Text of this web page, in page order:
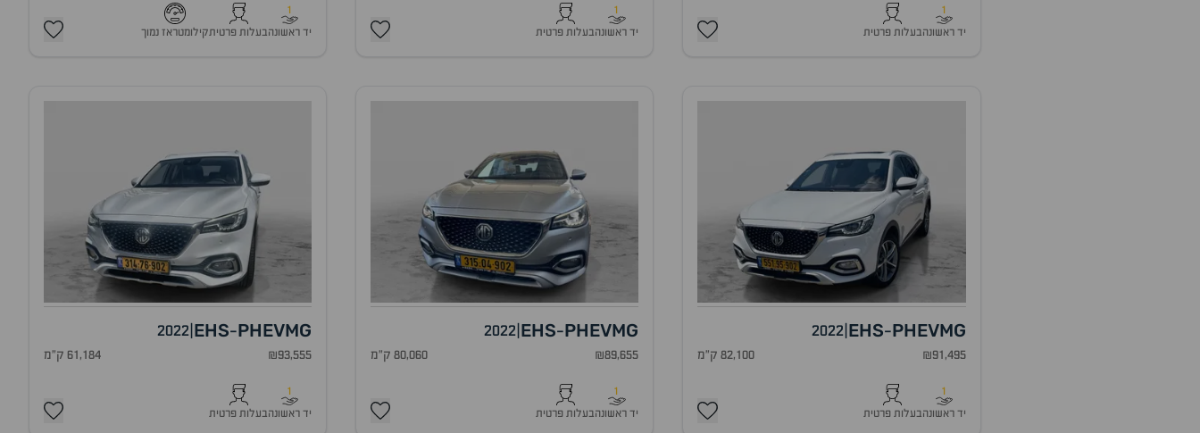
1
יד ראשונהבעלות פרטית
1
יד ראשונהבעלות פרטית
1
יד ראשונהבעלות פרטיתקילומטראז נמוך
MG
EHS-PHEV
|
2022
₪91,495 82,100 ק"מ
1
יד ראשונהבעלות פרטית
MG
EHS-PHEV
2022
₪89,655 80,060 ק"מ
1
יד ראשונהבעלות פרטית
MG
EHS-PHEV
2022
₪93,555 61,184 ק"מ
1
יד ראשונהבעלות פרטית